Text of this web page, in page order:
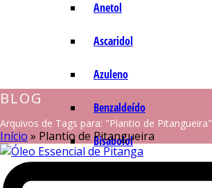
Anetol
Ascaridol
Azuleno
Benzaldeído
Bisabolol
BLOG
Arquivos de Tags para: "Plantio de Pitangueira"
Início » Plantio de Pitangueira